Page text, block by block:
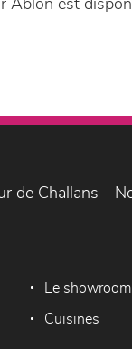
Ablon est
de Challans -
Le showroom
Cuisines